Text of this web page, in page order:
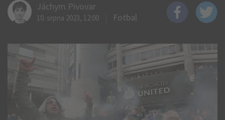
Jáchym Pivovar
10. srpna 2023, 12:00 Fotbal